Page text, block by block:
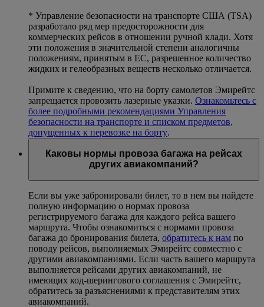
* Управление безопасности на транспорте США (TSA)
разработало ряд мер предосторожности для
коммерческих рейсов в отношении ручной клади. Хотя
эти положения в значительной степени аналогичны
положениям, принятым в ЕС, разрешенное количество
жидких и гелеобразных веществ несколько отличается.
Примите к сведению, что на борту самолетов Эмирейтс
запрещается провозить лазерные указки. Ознакомьтесь с
более подробными рекомендациями Управления
безопасности на транспорте и списком предметов,
допущенных к перевозке на борту.
Каковы нормы провоза багажа на рейсах
других авиакомпаний?
Если вы уже забронировали билет, то в нем вы найдете
полную информацию о нормах провоза
регистрируемого багажа для каждого рейса вашего
маршрута. Чтобы ознакомиться с нормами провоза
багажа до бронирования билета, обратитесь к нам по
поводу рейсов, выполняемых Эмирейтс совместно с
другими авиакомпаниями. Если часть вашего маршрута
выполняется рейсами других авиакомпаний, не
имеющих код-шерингового соглашения с Эмирейтс,
обратитесь за разъяснениями к представителям этих
авиакомпаний.